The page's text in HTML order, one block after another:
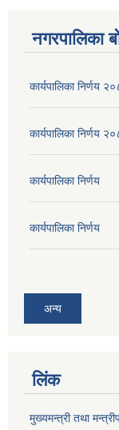
नगरपालिका
कार्यपालिका निर्णय
कार्यपालिका निर्णय
कार्यपालिका निर्णय
कार्यपालिका निर्णय
अन्य
लिंक
मुख्यमन्त्री तथा